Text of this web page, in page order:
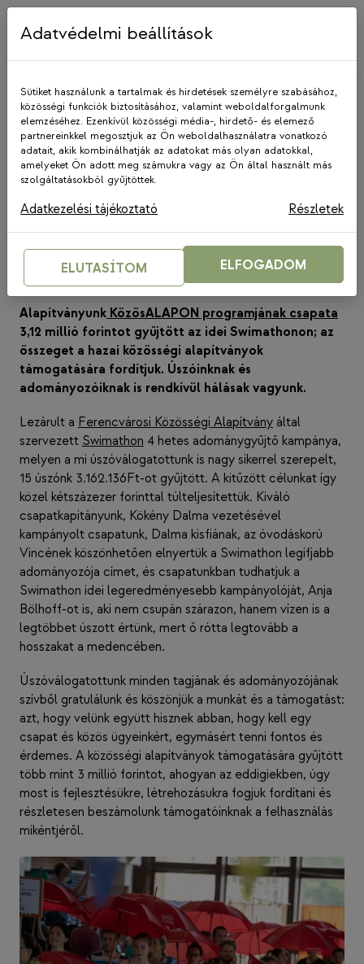
Skip
KÖZÖSALAPON
Swimathon: 3,2 milliót
gyűjtöttünk a közösségi
alapítványokért
2019. június 28.
Alapítványunk KözösALAPON programjának csapata
3,12 millió forintot gyűjtött az idei Swimathonon; az
összeget a hazai közösségi alapítványok
támogatására fordítjuk. Úszóinknak és
adományozóiknak is rendkívül hálásak vagyunk.
Lezárult a Ferencvárosi Közösségi Alapítvány által
szervezett Swimathon 4 hetes adománygyűjtő kampánya,
melyen a mi úszóválogatottunk is nagy sikerrel szerepelt,
15 úszónk 3.162.136Ft-ot gyűjtött. A kitűzött célunkat így
közel kétszázezer forinttal túlteljesítettük. Kiváló
csapatkapitányunk, Kökény Dalma vezetésével
kampányolt csapatunk, Dalma kisfiának, az óvodáskorú
Vincének köszönhetően elnyertük a Swimathon legifjabb
adományozója címet, és csapatunkban tudhatjuk a
Swimathon idei legeredményesebb kampányolóját, Anja
Bölhoff-ot is, aki nem csupán szárazon, hanem vízen is a
legtöbbet úszott értünk, mert ő rótta legtovább a
hosszakat a medencében.
Úszóválogatottunk minden tagjának és adományozójának
szívből gratulálunk és köszönjük a munkát és a támogatást:
azt, hogy velünk együtt hisznek abban, hogy kell egy
csapat és közös ügyeinkért, egymásért tenni fontos és
érdemes. A közösségi alapítványok támogatására gyűjtött
több mint 3 millió forintot, ahogyan az eddigiekben, úgy
most is fejlesztésükre, létrehozásukra fogjuk fordítani és
részletesen beszámolunk támogatóinknak a felhasználás
mikéntjéről.
Adatvédelmi beállítások
Sütiket használunk a tartalmak és hirdetések személyre szabásához,
közösségi funkciók biztosításához, valamint weboldalforgalmunk
elemzéséhez. Ezenkívül közösségi média-, hirdető- és elemező
partnereinkkel megosztjuk az Ön weboldalhasználatra vonatkozó
adatait, akik kombinálhatják az adatokat más olyan adatokkal,
amelyeket Ön adott meg számukra vagy az Ön által használt más
szolgáltatásokból gyűjtöttek.
Adatkezelési tájékoztató Részletek
ELUTASÍTOM ELFOGADOM